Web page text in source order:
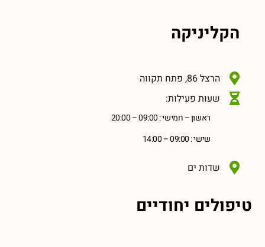
הקליניקה
הרצל 86, פתח תקווה
שעות פעילות:
ראשון – חמישי : 09:00 – 20:00
שישי : 09:00 – 14:00
שדות ים
טיפולים יחודיים